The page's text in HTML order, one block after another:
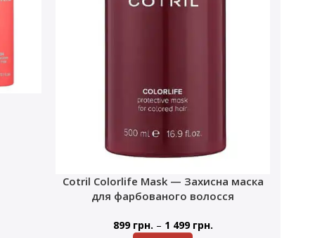
Cotril Colorlife Mask — Захисна маска
для фарбованого волосся
899 грн. – 1 499 грн.